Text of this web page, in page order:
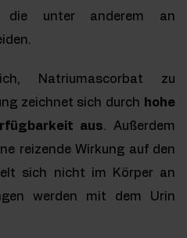
die unter anderem an
Natriumascorbat zu
zeichnet sich durch hohe
aus. Außerdem
reizende Wirkung auf den
sich nicht im Körper an
werden mit dem Urin